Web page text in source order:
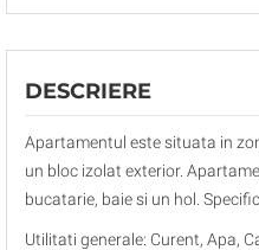
DESCRIERE
Apartamentul este situata in
un bloc izolat exterior.
bucatarie, baie si un hol.
Utilitati generale: Curent, Apa,